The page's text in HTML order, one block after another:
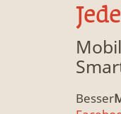
Besser